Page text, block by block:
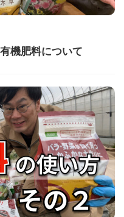
機肥料について